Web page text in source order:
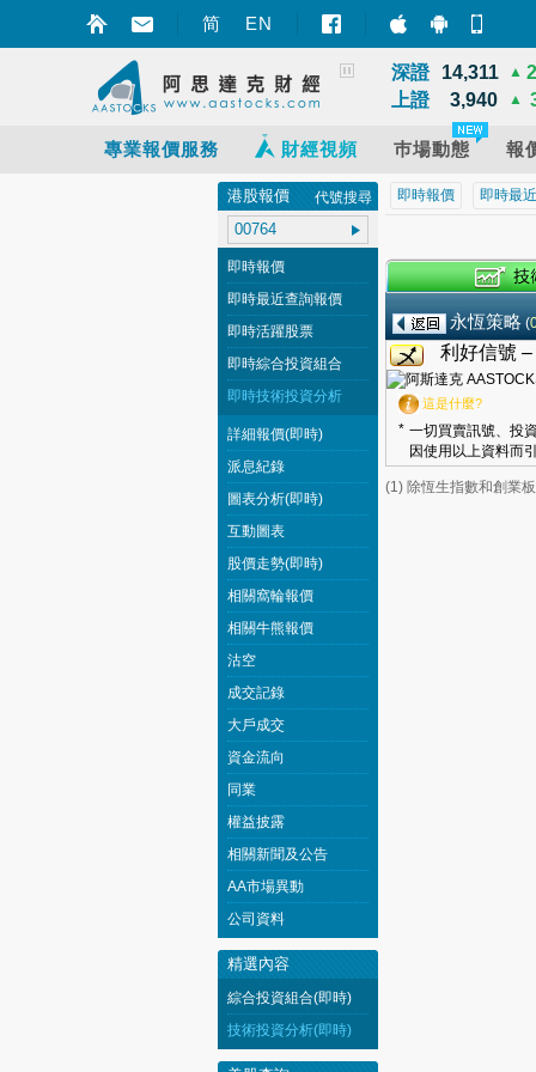
简 EN 智財迅
國指
8,531
深證
14,311 ▲
上證
3,940 ▲
專業報價服務 財經視頻 巿場動態 報
即時報價 即時最
永恆策略 (
利好信號 –
這是什麼?
* 一切買賣訊號、投
因使用以上資料而
(1) 除恆生指數和創業
港股報價 代號搜尋
即時報價
即時最近查詢報價
即時活躍股票
即時綜合投資組合
即時技術投資分析
詳細報價(即時)
派息紀錄
圖表分析(即時)
互動圖表
股價走勢(即時)
相關窩輪報價
相關牛熊報價
沽空
成交記錄
大戶成交
資金流向
同業
權益披露
相關新聞及公告
AA市場異動
公司資料
精選內容
綜合投資組合(即時)
技術投資分析(即時)